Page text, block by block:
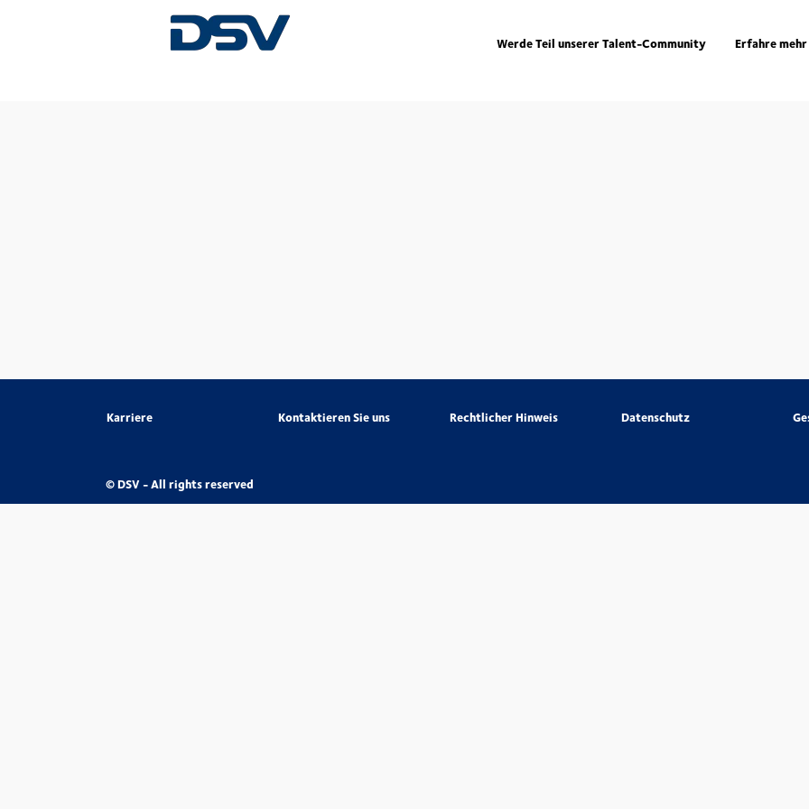
Werde Teil unserer Talent-Community Erfahre mehr
Karriere Kontaktieren Sie uns Rechtlicher Hinweis Datenschutz
© DSV - All rights reserved